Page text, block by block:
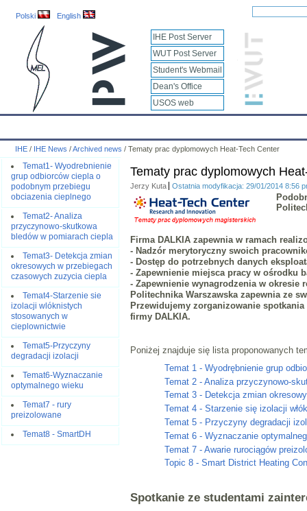
Polski English
IHE Post Server
WUT Post Server
Student's Webmail
Dean's Office
USOS web
IHE / IHE News /Archived news / Tematy prac dyplomowych Heat-Tech Center
Temat1- Wyodrebnienie
grup odbiorców ciepla o
podobnym przebiegu
obciazenia cieplnego
Temat2- Analiza
przyczynowo-skutkowa
bledów w pomiarach ciepla
Temat3- Detekcja zmian
okresowych w przebiegach
czasowych zuzycia ciepla
Temat4-Starzenie sie
izolacji wlóknistych
stosowanych w
cieplownictwie
Temat5-Przyczyny
degradacji izolacji
Temat6-Wyznaczanie
optymalnego wieku
Temat7 - rury
preizolowane
Temat8 - SmartDH
Tematy prac dyplomowych
Jerzy Kuta Ostatnia modyfikacja: 29/01/2014 8:56
Firma DALKIA zapewnia w ramach
- Nadzór merytoryczny swoich
- Dostęp do potrzebnych danych
- Zapewnienie miejsca pracy w ośrodku
- Zapewnienie wynagrodzenia w okresie
Politechnika Warszawska zapewnia ze
Przewidujemy zorganizowanie
firmy DALKIA.
Poniżej znajduje się lista proponowanych
Temat 1 - Wyodrębnienie grup
Temat 2 - Analiza przyczynowo-
Temat 3 - Detekcja zmian
Temat 4 - Starzenie się izolacji
Temat 5 - Przyczyny degradacji
Temat 6 - Wyznaczanie
Temat 7 - Awarie rurociągów
Topic 8 - Smart District Heating
Spotkanie ze studentami